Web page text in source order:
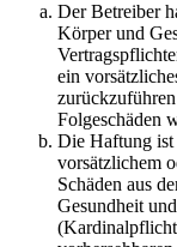
Der Betreiber
Körper und
ein
Folgeschäden
Die Haftung ist
vorsätzlichem
Schäden aus
Gesundheit